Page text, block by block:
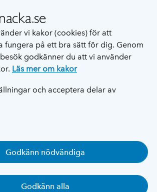
vi kakor (cookies) för att
fungera på ett bra sätt för dig. Genom
godkänner du att vi använder
Läs mer om kakor
och acceptera delar av
Godkänn nödvändiga
Godkänn alla